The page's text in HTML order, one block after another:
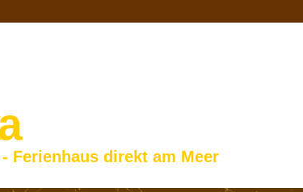
Ferienhaus direkt am Meer